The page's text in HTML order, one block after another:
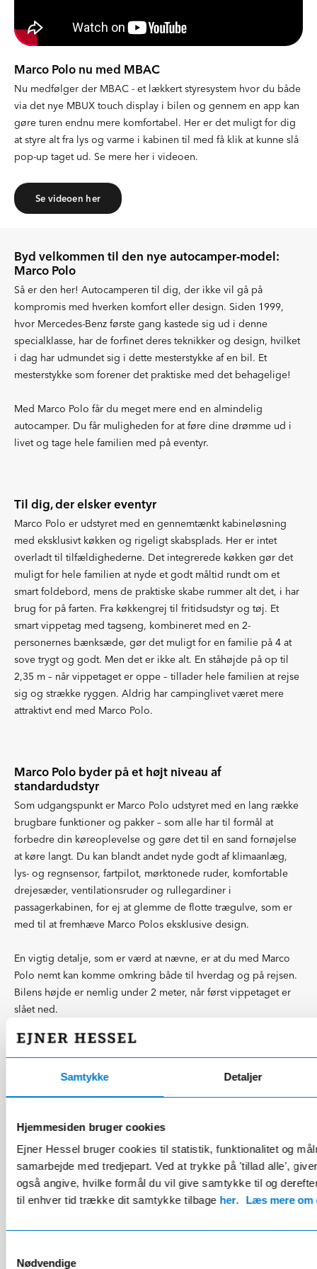
Samtykke Detaljer
Hjemmesiden bruger cookies
Ejner Hessel bruger cookies til statistik, funktionalitet og
samarbejde med tredjepart. Ved at trykke på 'tillad alle',
også angive, hvilke formål du vil give samtykke til og
til enhver tid trække dit samtykke tilbage her. Læs mere om
Nødvendige
Marco Polo nu med MBAC
Nu medfølger der MBAC - et lækkert styresystem hvor du både
via det nye MBUX touch display i bilen og gennem en app kan
gøre turen endnu mere komfortabel. Her er det muligt for dig
at styre alt fra lys og varme i kabinen til med få klik at kunne slå
pop-up taget ud. Se mere her i videoen.
Se videoen her
Byd velkommen til den nye autocamper-model:
Marco Polo
Så er den her! Autocamperen til dig, der ikke vil gå på
kompromis med hverken komfort eller design. Siden 1999,
hvor Mercedes-Benz første gang kastede sig ud i denne
specialklasse, har de forfinet deres teknikker og design, hvilket
i dag har udmundet sig i dette mesterstykke af en bil. Et
mesterstykke som forener det praktiske med det behagelige!
Med Marco Polo får du meget mere end en almindelig
autocamper. Du får muligheden for at føre dine drømme ud i
livet og tage hele familien med på eventyr.
Til dig, der elsker eventyr
Marco Polo er udstyret med en gennemtænkt kabineløsning
med eksklusivt køkken og rigeligt skabsplads. Her er intet
overladt til tilfældighederne. Det integrerede køkken gør det
muligt for hele familien at nyde et godt måltid rundt om et
smart foldebord, mens de praktiske skabe rummer alt det, i har
brug for på farten. Fra køkkengrej til fritidsudstyr og tøj. Et
smart vippetag med tagseng, kombineret med en 2-
personernes bænksæde, gør det muligt for en familie på 4 at
sove trygt og godt. Men det er ikke alt. En ståhøjde på op til
2,35 m – når vippetaget er oppe – tillader hele familien at rejse
sig og strække ryggen. Aldrig har campinglivet været mere
attraktivt end med Marco Polo.
Marco Polo byder på et højt niveau af
standardudstyr
Som udgangspunkt er Marco Polo udstyret med en lang række
brugbare funktioner og pakker – som alle har til formål at
forbedre din køreoplevelse og gøre det til en sand fornøjelse
at køre langt. Du kan blandt andet nyde godt af klimaanlæg,
lys- og regnsensor, fartpilot, mørktonede ruder, komfortable
drejesæder, ventilationsruder og rullegardiner i
passagerkabinen, for ej at glemme de flotte trægulve, som er
med til at fremhæve Marco Polos eksklusive design.
En vigtig detalje, som er værd at nævne, er at du med Marco
Polo nemt kan komme omkring både til hverdag og på rejsen.
Bilens højde er nemlig under 2 meter, når først vippetaget er
slået ned.
En bil skabt til at indfri dine og hele familiens
drømme
har vi gode nyheder. Marco Polo er nemlig som skabt til dig,
muligt for dig at designe lige akkurat din drømmeautocamper.
Så uanset, om dit hjerte banker for en adaptiv fartpilot, en
parkeringsassistent eller et bakkamera, så giver Marco Polo dig
friheden til at nå i mål.